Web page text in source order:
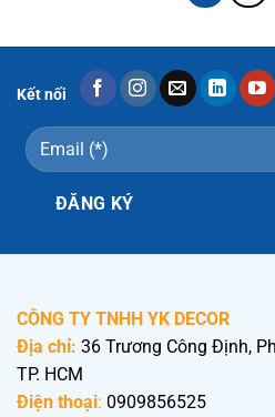
Kết nối
CÔNG TY TNHH YK DECOR
Địa chỉ: 36 Trương Công Định,
TP. HCM
Điện thoại: 0909856525